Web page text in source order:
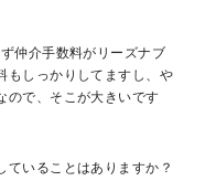
仲介手数料がリーズナブ
もしっかりしてますし、や
ので、そこが大きいです
ていることはありますか？